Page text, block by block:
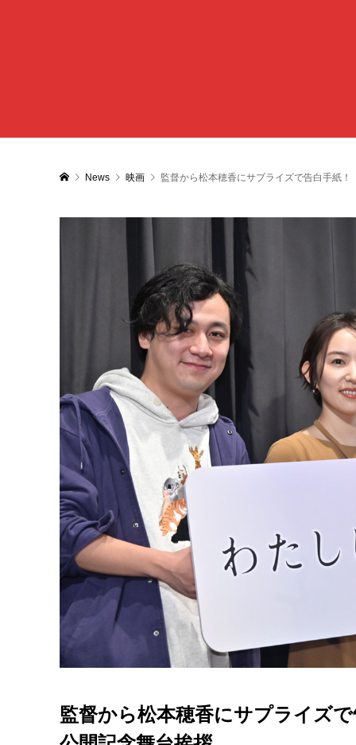
News 映画 監督から松本穂香にサプライズで告白手紙
監督から松本穂香にサプライズ